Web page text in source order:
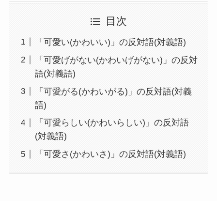
目次
「可愛い(かわいい)」の反対語(対義語)
「可愛げがない(かわいげがない)」の反対
語(対義語)
「可愛がる(かわいがる)」の反対語(対義
語)
「可愛らしい(かわいらしい)」の反対語
(対義語)
「可愛さ(かわいさ)」の反対語(対義語)